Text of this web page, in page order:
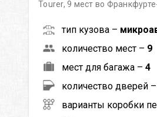
Tourer, 9 мест во
тип кузова –
количество мест – 9
мест для багажа – 4
количество дверей –
варианты коробки